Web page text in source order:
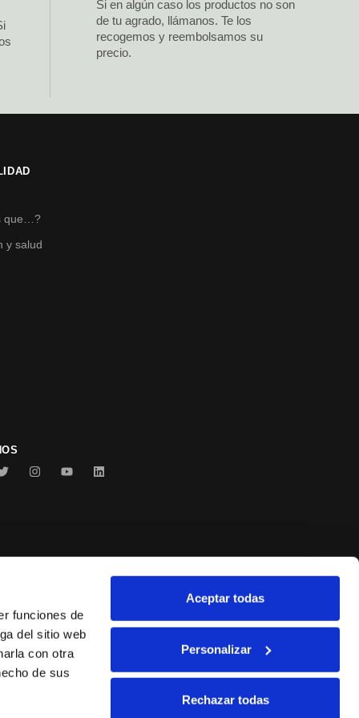
funciones de
del sitio web
con otra
de sus
Aceptar todas
Personalizar
Rechazar todas
Si en algún caso los productos no son
de tu agrado, llámanos. Te los
recogemos y reembolsamos su
precio.
que…?
y salud
Serrats